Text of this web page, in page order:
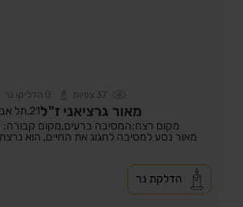
37 צפיות 0 הדליקו נר
מאור גרציאני ז"ל21, תל
מקום רצח:המסיבה ברעים,מקום קבורה:
מאור נסע למסיבה לחגוג את החיים, הוא
הדלקת נר